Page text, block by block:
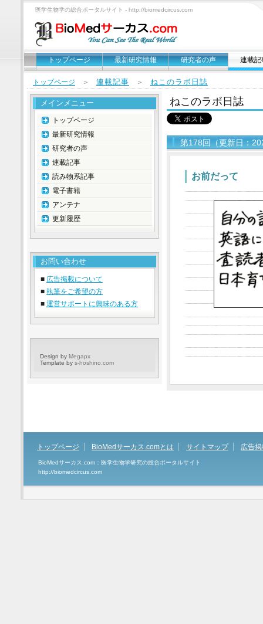
医学生物学の総合ポータルサイト - http://biomedcircus.com
トップページ 最新研究情報 研究者の声 連載記
トップページ ＞ 連載記事 ＞ ねこのラボ日誌
ねこのラボ日誌
第178回（更新日：
お前だって
メインメニュー
トップページ
最新研究情報
研究者の声
連載記事
読み物系記事
電子書籍
アンテナ
更新履歴
お問い合わせ
■ 広告掲載について
■ 執筆をご希望の方
■ 運営サポートに興味のある方
Design by Megapx
Template by s-hoshino.com
トップページ BioMedサーカス.comとは サイトマップ 広告
BioMedサーカス.com：医学生物学研究の総合ポータルサイト
http://biomedcircus.com